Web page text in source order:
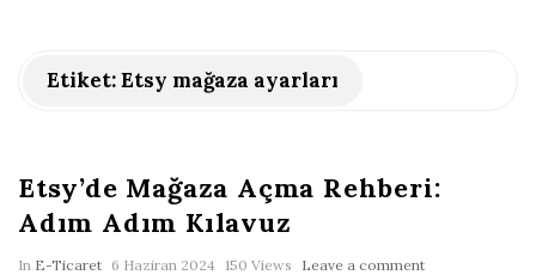
Etiket:Etsy mağaza ayarları
Etsy’de Mağaza Açma Rehberi:
Adım Adım Kılavuz
In E-Ticaret P
6 Haziran 2024 150 Views Leave a comment